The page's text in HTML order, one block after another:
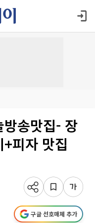
송맛집- 장
피자 맛집
구글 선호매체 추가